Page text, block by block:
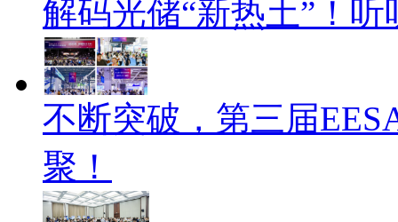
解码光储“新热土”！
不断突破，第三届
聚！